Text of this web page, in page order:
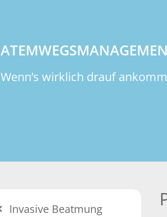
Wenn’s wirklich drauf
Invasive Beatmung